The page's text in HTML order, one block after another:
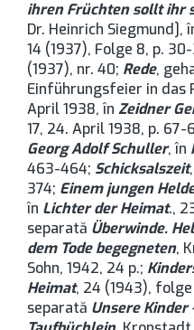
ihren Früchten sollt ihr
Dr. Heinrich Siegmund],
14 (1937), Folge 8, p. 30-
(1937), nr. 40; Rede,
Einführungsfeier in das
April 1938, în Zeidner
17, 24. April 1938, p. 67-
Georg Adolf Schuller, în
463-464; Schicksalszeit
374; Einem jungen
în Lichter der Heimat.,
separată Überwinde.
dem Tode begegneten,
Sohn, 1942, 24 p.;
Heimat, 24 (1943),
separată Unsere Kinder